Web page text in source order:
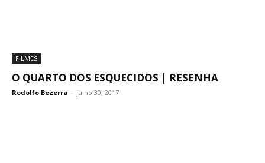
FILMES
O QUARTO DOS ESQUECIDOS | RESENHA
Rodolfo Bezerra - julho 30, 2017